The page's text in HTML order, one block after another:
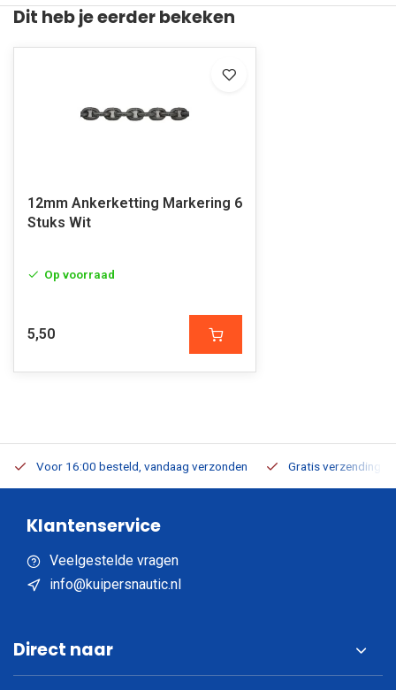
Dit heb je eerder bekeken
12mm Ankerketting Markering 6
Stuks Wit
Op voorraad
5,50
Voor 16:00 besteld, vandaag verzonden Gratis verzending
Klantenservice
Veelgestelde vragen
info@kuipersnautic.nl
Direct naar